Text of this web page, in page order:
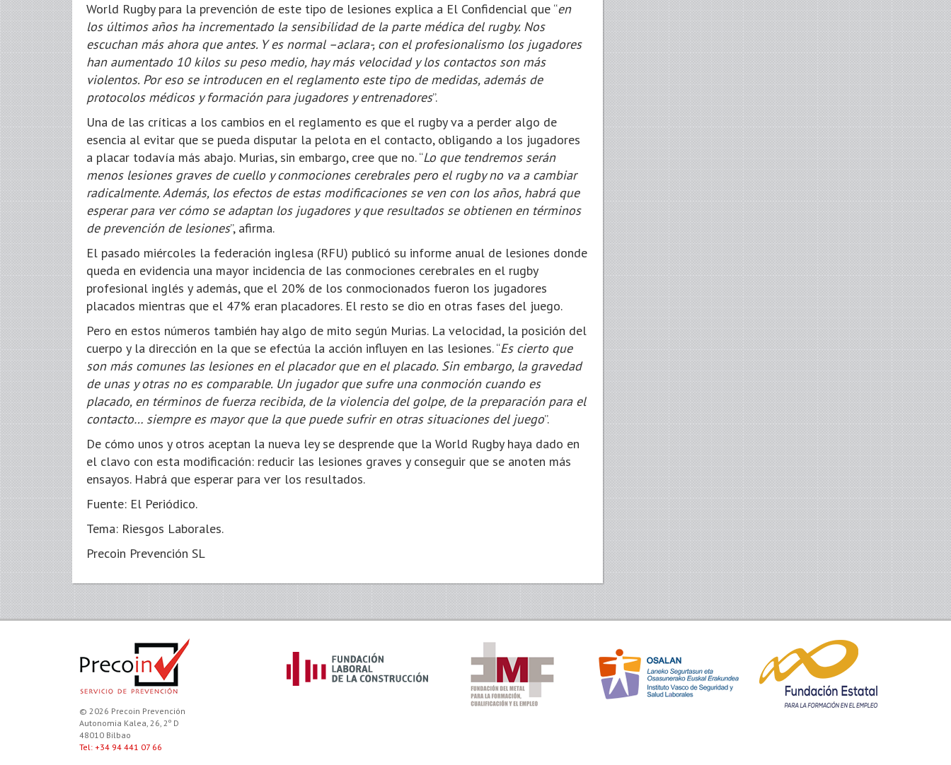
World Rugby para la prevención de este tipo de lesiones explica a El Confidencial que “en
los últimos años ha incrementado la sensibilidad de la parte médica del rugby. Nos
escuchan más ahora que antes. Y es normal –aclara-, con el profesionalismo los jugadores
han aumentado 10 kilos su peso medio, hay más velocidad y los contactos son más
violentos. Por eso se introducen en el reglamento este tipo de medidas, además de
protocolos médicos y formación para jugadores y entrenadores”.
Una de las críticas a los cambios en el reglamento es que el rugby va a perder algo de
esencia al evitar que se pueda disputar la pelota en el contacto, obligando a los jugadores
a placar todavía más abajo. Murias, sin embargo, cree que no. “Lo que tendremos serán
menos lesiones graves de cuello y conmociones cerebrales pero el rugby no va a cambiar
radicalmente. Además, los efectos de estas modificaciones se ven con los años, habrá que
esperar para ver cómo se adaptan los jugadores y que resultados se obtienen en términos
de prevención de lesiones”, afirma.
El pasado miércoles la federación inglesa (RFU) publicó su informe anual de lesiones donde
queda en evidencia una mayor incidencia de las conmociones cerebrales en el rugby
profesional inglés y además, que el 20% de los conmocionados fueron los jugadores
placados mientras que el 47% eran placadores. El resto se dio en otras fases del juego.
Pero en estos números también hay algo de mito según Murias. La velocidad, la posición del
cuerpo y la dirección en la que se efectúa la acción influyen en las lesiones. “Es cierto que
son más comunes las lesiones en el placador que en el placado. Sin embargo, la gravedad
de unas y otras no es comparable. Un jugador que sufre una conmoción cuando es
placado, en términos de fuerza recibida, de la violencia del golpe, de la preparación para el
contacto… siempre es mayor que la que puede sufrir en otras situaciones del juego”.
De cómo unos y otros aceptan la nueva ley se desprende que la World Rugby haya dado en
el clavo con esta modificación: reducir las lesiones graves y conseguir que se anoten más
ensayos. Habrá que esperar para ver los resultados.
Fuente: El Periódico.
Tema: Riesgos Laborales.
Precoin Prevención SL
© 2026 Precoin Prevención
Autonomia Kalea, 26, 2º D
48010 Bilbao
Tel: +34 94 441 07 66